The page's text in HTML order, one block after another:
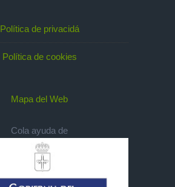
Política de privacidá
Política de cookies
Mapa del Web
Cola ayuda de